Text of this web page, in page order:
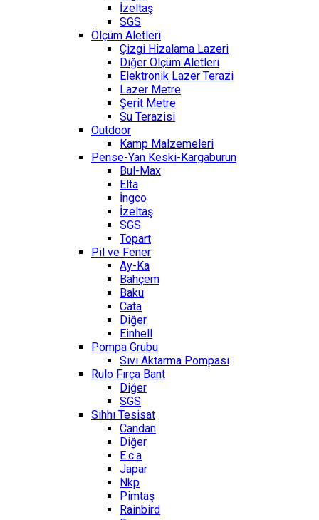
İzeltaş
SGS
Ölçüm Aletleri
Çizgi Hizalama Lazeri
Diğer Ölçüm Aletleri
Elektronik Lazer Terazi
Lazer Metre
Şerit Metre
Su Terazisi
Outdoor
Kamp Malzemeleri
Pense-Yan Keski-Kargaburun
Bul-Max
Elta
İngco
İzeltaş
SGS
Topart
Pil ve Fener
Ay-Ka
Bahçem
Baku
Cata
Diğer
Einhell
Pompa Grubu
Sıvı Aktarma Pompası
Rulo Fırça Bant
Diğer
SGS
Sıhhı Tesisat
Candan
Diğer
E.c.a
Japar
Nkp
Pimtaş
Rainbird